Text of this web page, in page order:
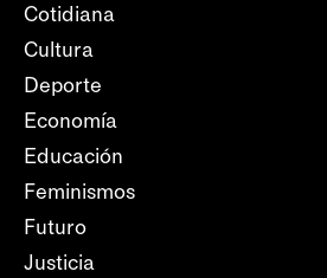
Cotidiana
Cultura
Deporte
Economía
Educación
Feminismos
Futuro
Justicia